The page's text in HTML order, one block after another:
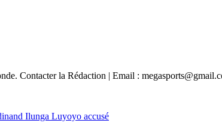
Contacter la Rédaction | Email :
Ilunga Luyoyo accusé